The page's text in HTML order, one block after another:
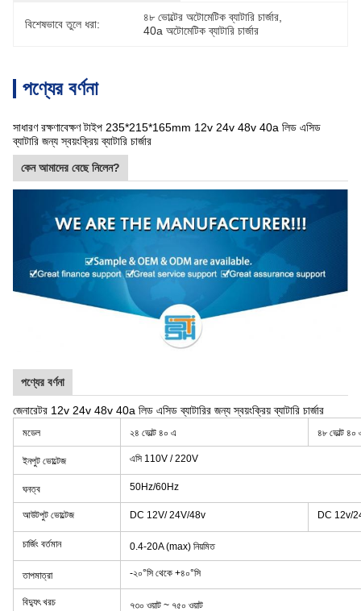
বিশেষভাবে তুলে ধরা:
৪৮ ভোল্টের অটোমেটিক ব্যাটারি চার্জার
40a অটোমেটিক ব্যাটারি চার্জার
পণ্যের বর্ণনা
সাধারণ রক্ষণাবেক্ষণ টাইপ 235*215*165mm 12v 24v 48v 40a লিড এসিড
ব্যাটারি জন্য স্বয়ংক্রিয় ব্যাটারি চার্জার
কেন আমাদের বেছে নিলেন?
পণ্যের বর্ণনা
জেনারেটর 12v 24v 48v 40a লিড এসিড ব্যাটারির জন্য স্বয়ংক্রিয় ব্যাটারি চার্জার
মডেল ২৪ ভোল্ট ৪০ এ ৪৮ ভোল্ট ৪০
ইনপুট ভোল্টেজ এসি 110V / 220V
ঘনত্ব 50Hz/60Hz
আউটপুট ভোল্টেজ DC 12V/ 24V/48v DC 12v/
চার্জিং বর্তমান 0.4-20A (max) নিয়মিত
তাপমাত্রা -২০°সি থেকে +৪০°সি
বিদ্যুৎ খরচ ৭৩০ ওয়াট ~ ৭৫০ ওয়াট